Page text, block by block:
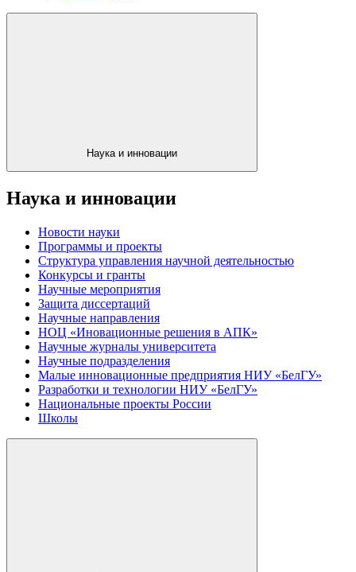
Наука и инновации
Наука и инновации
Новости науки
Программы и проекты
Структура управления научной деятельностью
Конкурсы и гранты
Научные мероприятия
Защита диссертаций
Научные направления
НОЦ «Иновационные решения в АПК»
Научные журналы университета
Научные подразделения
Малые инновационные предприятия НИУ «БелГУ»
Разработки и технологии НИУ «БелГУ»
Национальные проекты России
Школы